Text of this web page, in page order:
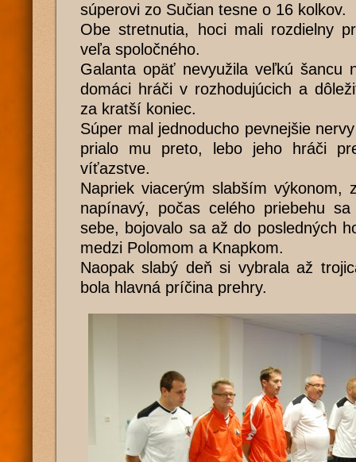
súperovi zo Sučian tesne o 16 kolkov.
Obe stretnutia, hoci mali rozdielny
veľa spoločného.
Galanta opäť nevyužila veľkú šancu
domáci hráči v rozhodujúcich a
za kratší koniec.
Súper mal jednoducho pevnejšie
prialo mu preto, lebo jeho hráči
víťazstve.
Napriek viacerým slabším výkonom,
napínavý, počas celého priebehu
sebe, bojovalo sa až do posledných
medzi Polomom a Knapkom.
Naopak slabý deň si vybrala až
bola hlavná príčina prehry.